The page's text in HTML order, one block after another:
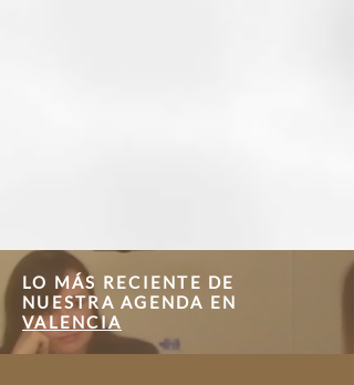
LO MÁS RECIENTE DE
NUESTRA AGENDA EN
VALENCIA